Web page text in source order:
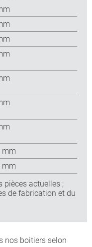
mm
mm
pièces actuelles ;
de fabrication et du
nos boitiers selon